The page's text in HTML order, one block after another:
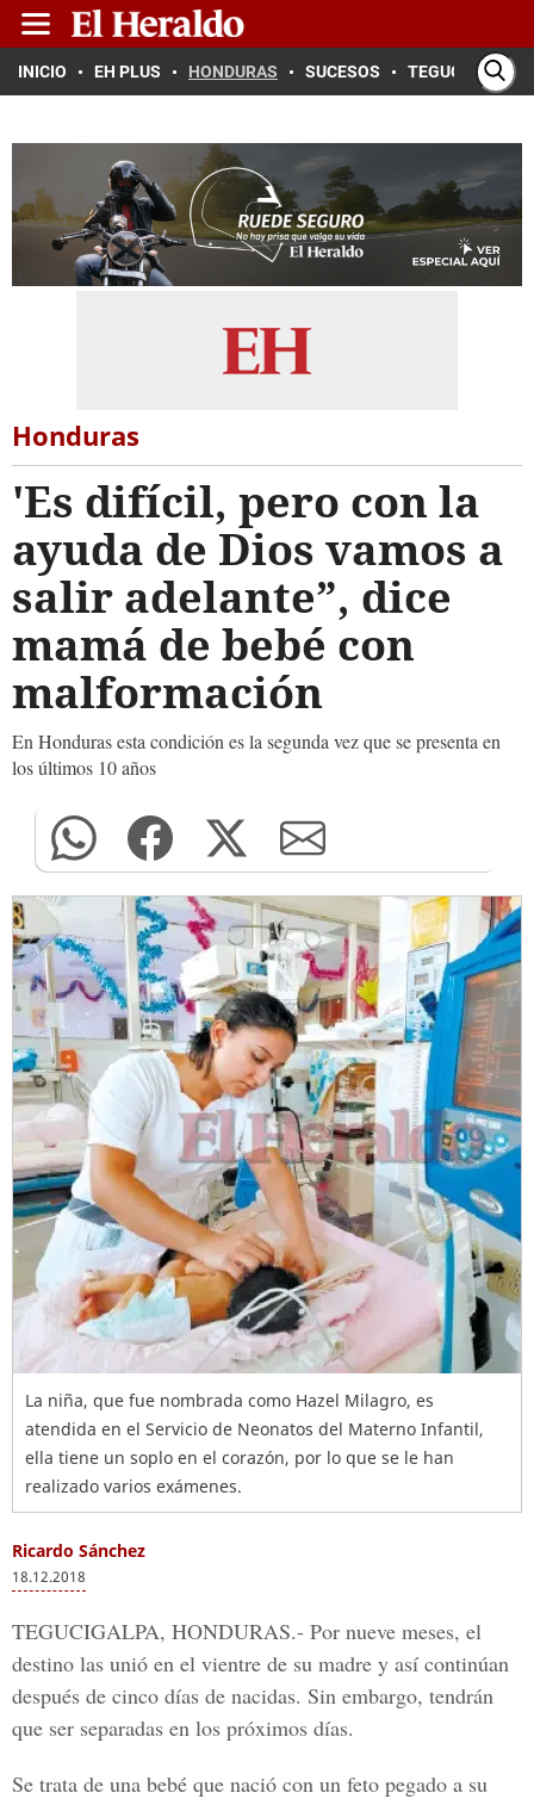
INICIO EH PLUS HONDURAS SUCESOS TEGUCIGALPA
Honduras
'Es difícil, pero con la
ayuda de Dios vamos a
salir adelante”, dice
mamá de bebé con
malformación
En Honduras esta condición es la segunda vez que se presenta en
los últimos 10 años
La niña, que fue nombrada como Hazel Milagro, es
atendida en el Servicio de Neonatos del Materno Infantil,
ella tiene un soplo en el corazón, por lo que se le han
realizado varios exámenes.
Ricardo Sánchez
18.12.2018
TEGUCIGALPA, HONDURAS.- Por nueve meses, el
destino las unió en el vientre de su madre y así continúan
después de cinco días de nacidas. Sin embargo, tendrán
que ser separadas en los próximos días.
Se trata de una bebé que nació con un feto pegado a su